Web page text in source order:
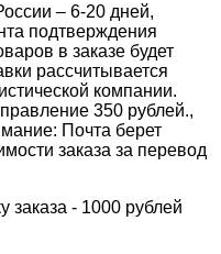
– 6-20 дней,
подтверждения
в заказе будет
рассчитывается
компании.
350 рублей.,
Почта берет
заказа за перевод
заказа - 1000 рублей